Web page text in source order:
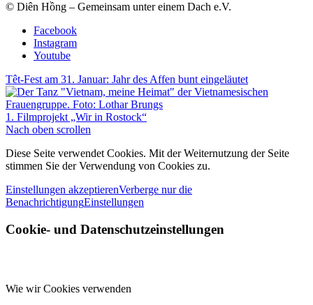
© Diên Hồng – Gemeinsam unter einem Dach e.V.
Facebook
Instagram
Youtube
Têt-Fest am 31. Januar: Jahr des Affen bunt eingeläutet
1. Filmprojekt „Wir in Rostock“
Nach oben scrollen
Diese Seite verwendet Cookies. Mit der Weiternutzung der Seite
stimmen Sie der Verwendung von Cookies zu.
Einstellungen akzeptierenVerberge nur die
BenachrichtigungEinstellungen
Cookie- und Datenschutzeinstellungen
Wie wir Cookies verwenden